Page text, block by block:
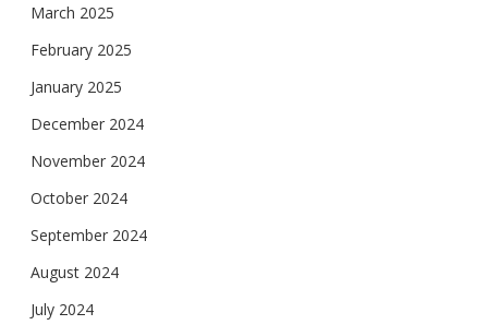
March 2025
February 2025
January 2025
December 2024
November 2024
October 2024
September 2024
August 2024
July 2024